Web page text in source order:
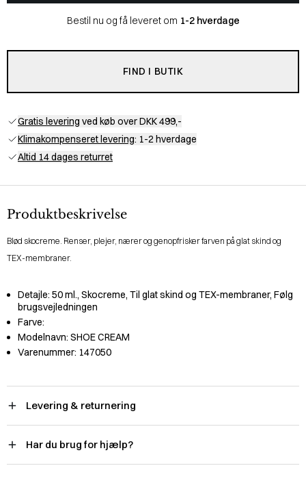
Bestil nu og få leveret om 1-2 hverdage
FIND I BUTIK
Gratis levering ved køb over DKK 499,-
Klimakompenseret levering: 1-2 hverdage
Altid 14 dages returret
Produktbeskrivelse
Blød skocreme. Renser, plejer, nærer og genopfrisker farven på glat skind og
TEX-membraner.
Detajle: 50 ml., Skocreme, Til glat skind og TEX-membraner, Følg
brugsvejledningen
Farve:
Modelnavn: SHOE CREAM
Varenummer: 147050
Levering & returnering
Har du brug for hjælp?